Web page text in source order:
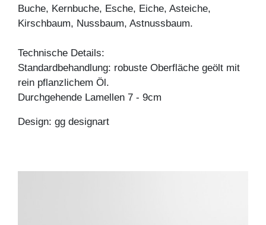
Buche, Kernbuche, Esche, Eiche, Asteiche,
Kirschbaum, Nussbaum, Astnussbaum.
Technische Details:
Standardbehandlung: robuste Oberfläche geölt mit
rein pflanzlichem Öl.
Durchgehende Lamellen 7 - 9cm
Design: gg designart